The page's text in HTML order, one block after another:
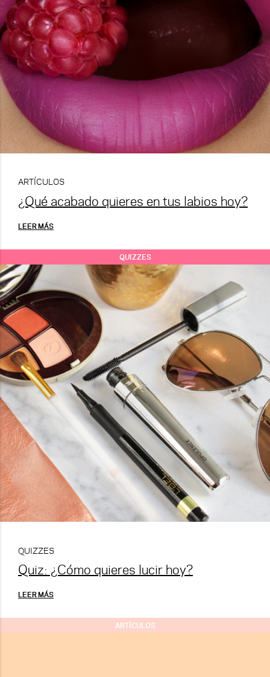
ARTÍCULOS
¿Qué acabado quieres en tus labios hoy?
LEER MÁS
QUIZZES
QUIZZES
Quiz: ¿Cómo quieres lucir hoy?
LEER MÁS
ARTÍCULOS